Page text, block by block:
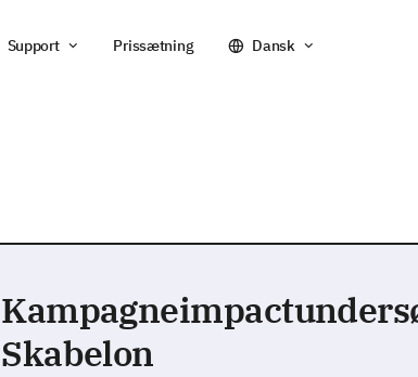
Support Prissætning Dansk
Skabelon